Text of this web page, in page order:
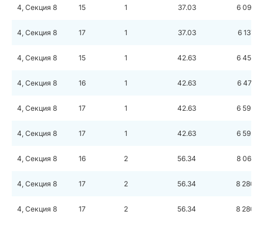
4, Секция 8 15 1 37.03 6 090
4, Секция 8 17 1 37.03 6 137
4, Секция 8 15 1 42.63 6 457
4, Секция 8 16 1 42.63 6 478
4, Секция 8 17 1 42.63 6 593
4, Секция 8 17 1 42.63 6 593
4, Секция 8 16 2 56.34 8 061
4, Секция 8 17 2 56.34 8 280
4, Секция 8 17 2 56.34 8 280